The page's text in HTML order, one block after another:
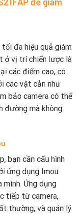
đa hiệu quả giám
ở vị trí chiến lược là
các điểm cao, có
các vật cản như
bảo camera có thể
đường mà không
bạn cần cấu hình
ứng dụng Imou
Ứng dụng
tiếp từ camera,
thường, và quản lý